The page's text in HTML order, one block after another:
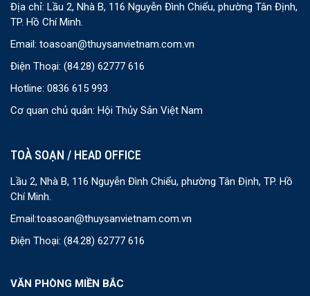
Địa chỉ: Lầu 2, Nhà B, 116 Nguyễn Đình Chiểu, phường Tân Định,
TP. Hồ Chí Minh.
Email: toasoan@thuysanvietnam.com.vn
Điện Thoại: (84.28) 62777 616
Hotline: 0836 615 993
Cơ quan chủ quản: Hội Thủy Sản Việt Nam
TOÀ SOẠN / HEAD OFFICE
Lầu 2, Nhà B, 116 Nguyễn Đình Chiểu, phường Tân Định, TP. Hồ
Chí Minh.
Email:toasoan@thuysanvietnam.com.vn
Điện Thoại: (84.28) 62777 616
VĂN PHÒNG MIỀN BẮC